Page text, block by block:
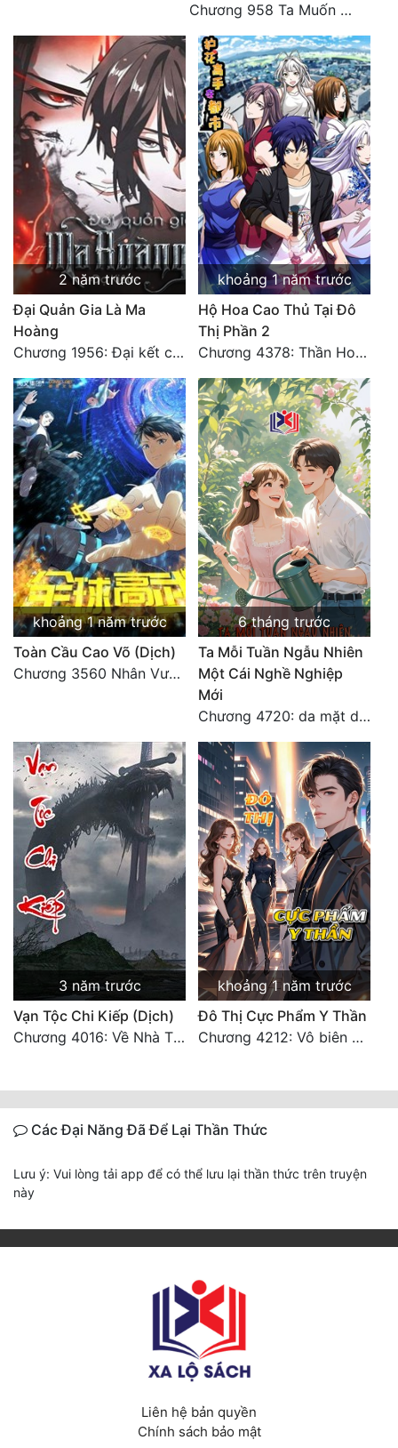
Cẩu Đạo Trường Sinh
Ngự Thú
Truyện Nam
Truyện Nữ
Vô Địch Lưu
Xây Dựng Thế Lực
Đam Mỹ
Đẹp Hiệp
Cơ Trí
Sát Phạt Quyết Đoán
Vô Sỉ
Điềm Đạm
Chương 958 Ta Muốn Cùng Các Cô Vĩnh Viễn Ở Bên Nhau (2) Hết
2 năm trước
Đại Quản Gia Là Ma
Hoàng
Chương 1956: Đại kết cục
khoảng 1 năm trước
Hộ Hoa Cao Thủ Tại Đô
Thị Phần 2
Chương 4378: Thần Hoàng Hạ Thiên (Đại kết cục) (03)
khoảng 1 năm trước
Toàn Cầu Cao Võ (Dịch)
Chương 3560 Nhân Vương trở về - END
6 tháng trước
Ta Mỗi Tuần Ngẫu Nhiên
Một Cái Nghề Nghiệp
Mới
Chương 4720: da mặt dày
3 năm trước
Vạn Tộc Chi Kiếp (Dịch)
Chương 4016: Về Nhà Thôi... (Đại Kết Cục)
khoảng 1 năm trước
Đô Thị Cực Phẩm Y Thần
Chương 4212: Vô biên hắc ám
Các Đại Năng Đã Để Lại Thần Thức
Lưu ý: Vui lòng tải app để có thể lưu lại thần thức trên truyện
này
Liên hệ bản quyền
Chính sách bảo mật